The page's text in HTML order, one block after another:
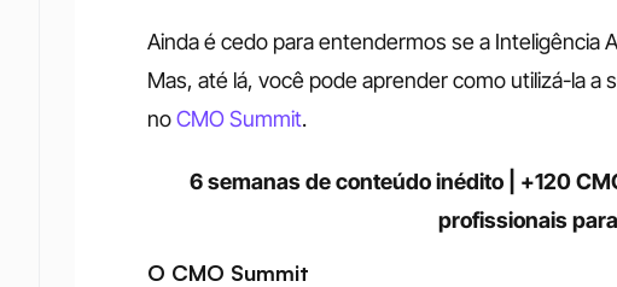
Ainda é cedo para entendermos se a Inteligência
Mas, até lá, você pode aprender como utilizá-la a
no CMO Summit.
6 semanas de conteúdo inédito | +120
profissionais
O CMO Summit